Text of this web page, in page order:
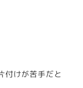
付けが苦手だと